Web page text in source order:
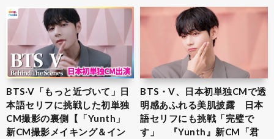
BTS‧V「もっと近づいて」日
本語セリフに挑戦した初単独
CM撮影の裏側【「Yunth」
新CM撮影メイキング＆イン
BTS・V、日本初単独CMで透
明感あふれる美肌披露 日本
語セリフにも挑戦「完璧で
す」 『Yunth』新CM「君